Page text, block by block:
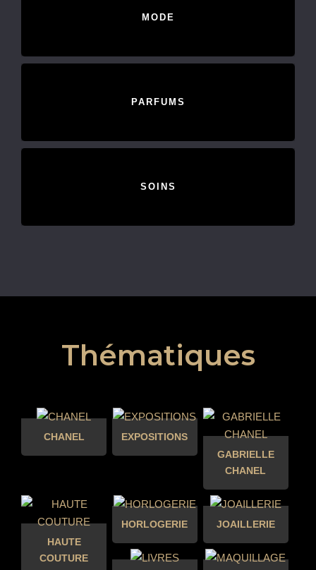
MODE
PARFUMS
SOINS
Thématiques
CHANEL
EXPOSITIONS
GABRIELLE
CHANEL
HAUTE
COUTURE
HORLOGERIE JOAILLERIE